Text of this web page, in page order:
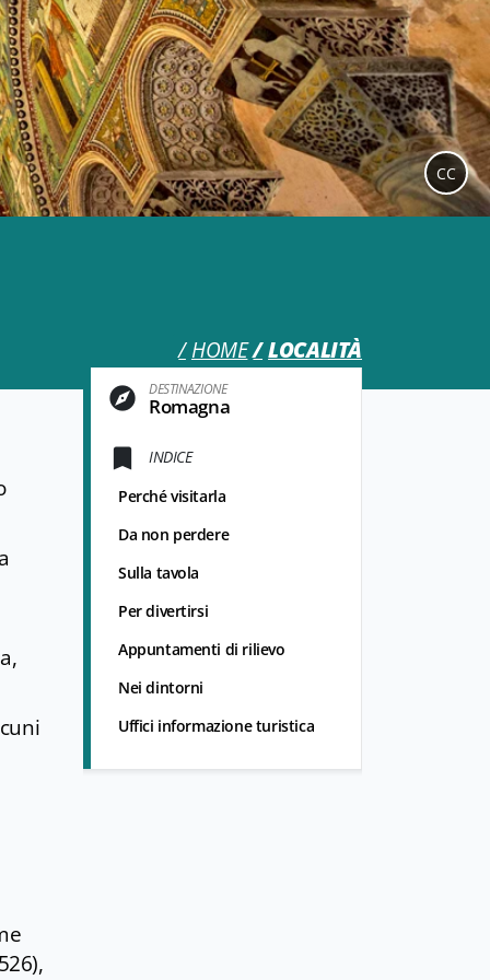
HOME LOCALITÀ
CC
DESTINAZIONE
Romagna
INDICE
Perché visitarla
Da non perdere
Sulla tavola
Per divertirsi
Appuntamenti di rilievo
Nei dintorni
Uffici informazione turistica